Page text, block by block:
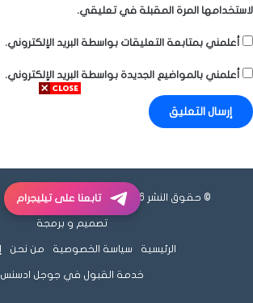
لاستخدامها المرة المقبلة في تعليقي.
أعلمني بمتابعة التعليقات بواسطة البريد الإلكتروني.
أعلمني بالمواضيع الجديدة بواسطة البريد الإلكتروني.
© حقوق النشر 2026، جميع الحقوق محفوظة |
تصميم و برمجة
الرئيسية سياسة الخصوصية من نحن
خدمة القبول في جوجل ادسنس
تابعنا على تيليجرام